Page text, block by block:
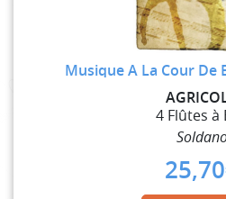
Musique A La Cour De
4 Flûtes à
25,70